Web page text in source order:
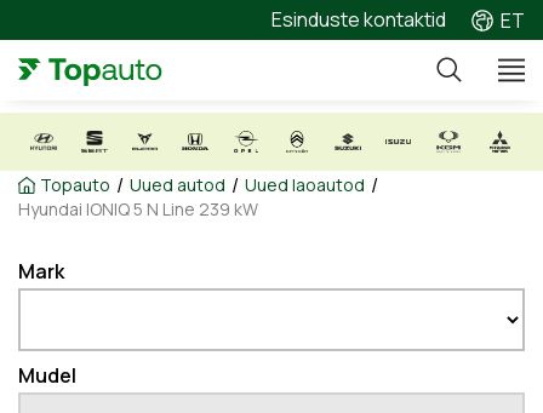
Esinduste kontaktid ET
Topauto / Uued autod / Uued laoautod /
Hyundai IONIQ 5 N Line 239 kW
Mark
Mudel